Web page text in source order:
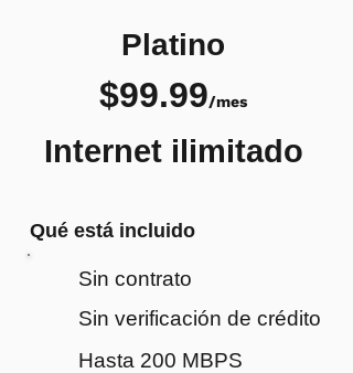
Platino
$99.99/mes
Internet ilimitado
Qué está incluido
Sin contrato
Sin verificación de crédito
Hasta 200 MBPS